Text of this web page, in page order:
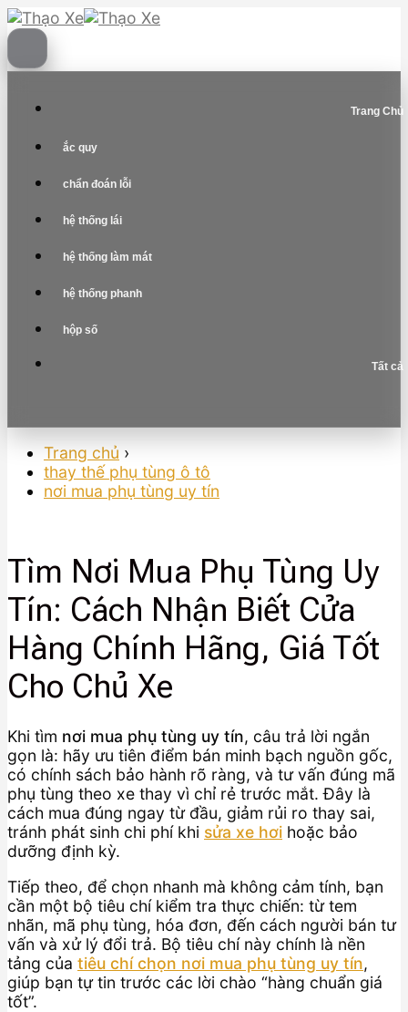
Skip
to
content
Trang Chủ
ắc quy
chẩn đoán lỗi
hệ thống lái
hệ thống làm mát
hệ thống phanh
hộp số
Tất cả
Trang chủ ›
thay thế phụ tùng ô tô
nơi mua phụ tùng uy tín
Tìm Nơi Mua Phụ Tùng Uy
Tín: Cách Nhận Biết Cửa
Hàng Chính Hãng, Giá Tốt
Cho Chủ Xe
Khi tìm nơi mua phụ tùng uy tín, câu trả lời ngắn
gọn là: hãy ưu tiên điểm bán minh bạch nguồn gốc,
có chính sách bảo hành rõ ràng, và tư vấn đúng mã
phụ tùng theo xe thay vì chỉ rẻ trước mắt. Đây là
cách mua đúng ngay từ đầu, giảm rủi ro thay sai,
tránh phát sinh chi phí khi sửa xe hơi hoặc bảo
dưỡng định kỳ.
Tiếp theo, để chọn nhanh mà không cảm tính, bạn
cần một bộ tiêu chí kiểm tra thực chiến: từ tem
nhãn, mã phụ tùng, hóa đơn, đến cách người bán tư
vấn và xử lý đổi trả. Bộ tiêu chí này chính là nền
tảng của tiêu chí chọn nơi mua phụ tùng uy tín,
giúp bạn tự tin trước các lời chào “hàng chuẩn giá
tốt”.